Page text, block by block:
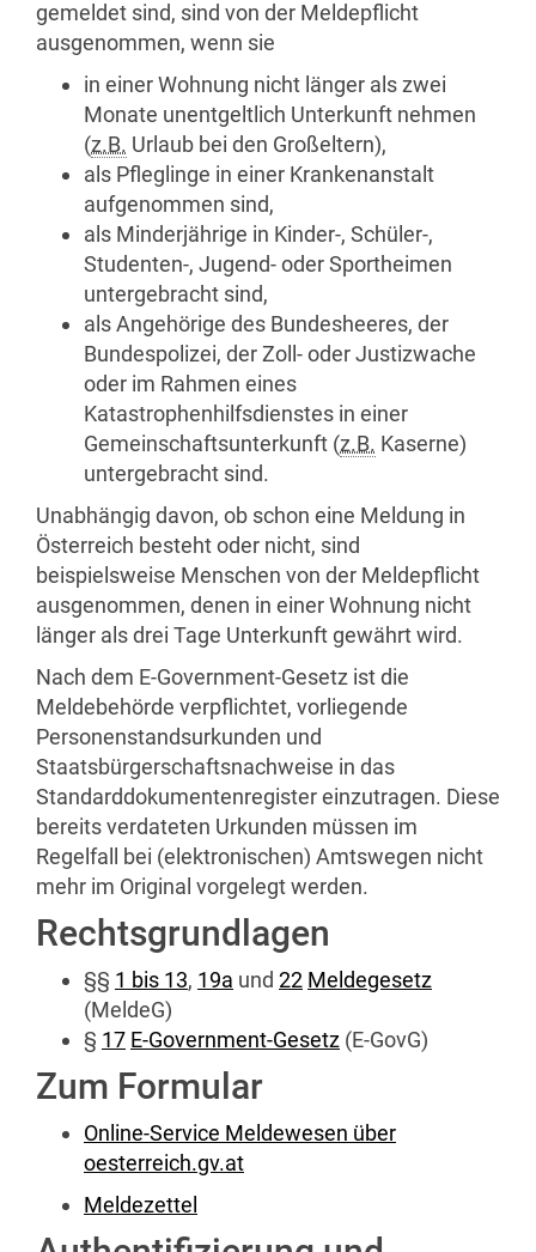
gemeldet sind, sind von der Meldepflicht
ausgenommen, wenn sie
in einer Wohnung nicht länger als zwei
Monate unentgeltlich Unterkunft nehmen
(z.B. Urlaub bei den Großeltern),
als Pfleglinge in einer Krankenanstalt
aufgenommen sind,
als Minderjährige in Kinder-, Schüler-,
Studenten-, Jugend- oder Sportheimen
untergebracht sind,
als Angehörige des Bundesheeres, der
Bundespolizei, der Zoll- oder Justizwache
oder im Rahmen eines
Katastrophenhilfsdienstes in einer
Gemeinschaftsunterkunft (z.B. Kaserne)
untergebracht sind.
Unabhängig davon, ob schon eine Meldung in
Österreich besteht oder nicht, sind
beispielsweise Menschen von der Meldepflicht
ausgenommen, denen in einer Wohnung nicht
länger als drei Tage Unterkunft gewährt wird.
Nach dem E-Government-Gesetz ist die
Meldebehörde verpflichtet, vorliegende
Personenstandsurkunden und
Staatsbürgerschaftsnachweise in das
Standarddokumentenregister einzutragen. Diese
bereits verdateten Urkunden müssen im
Regelfall bei (elektronischen) Amtswegen nicht
mehr im Original vorgelegt werden.
Rechtsgrundlagen
§§ 1 bis 13, 19a und 22 Meldegesetz
(MeldeG)
§ 17 E-Government-Gesetz (E-GovG)
Zum Formular
Online-Service Meldewesen über
oesterreich.gv.at
Meldezettel